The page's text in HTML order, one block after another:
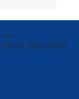
CONTATO
+55 61 3366-1800